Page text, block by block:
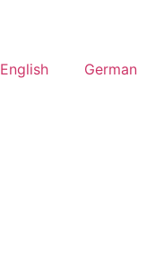
English German